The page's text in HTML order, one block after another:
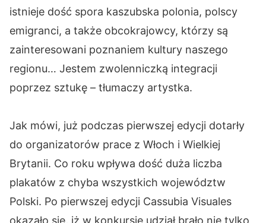
istnieje dość spora kaszubska polonia, polscy
emigranci, a także obcokrajowcy, którzy są
zainteresowani poznaniem kultury naszego
regionu… Jestem zwolenniczką integracji
poprzez sztukę – tłumaczy artystka.
Jak mówi, już podczas pierwszej edycji dotarły
do organizatorów prace z Włoch i Wielkiej
Brytanii. Co roku wpływa dość duża liczba
plakatów z chyba wszystkich województw
Polski. Po pierwszej edycji Cassubia Visuales